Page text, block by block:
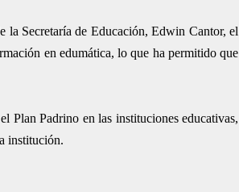
la Secretaría de Educación, Edwin Cantor, el
en edumática, lo que ha permitido que
Plan Padrino en las instituciones educativas,
institución.